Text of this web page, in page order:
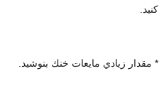
كنيد.
* مقدار زيادي مايعات خنك بنوشيد.